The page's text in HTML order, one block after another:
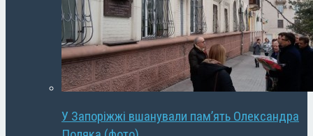
У Запоріжжі вшанували пам’ять Олександра